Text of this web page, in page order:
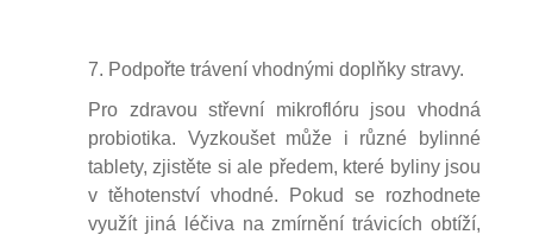
7. Podpořte trávení vhodnými doplňky stravy.
Pro zdravou střevní mikroflóru jsou vhodná
probiotika. Vyzkoušet může i různé bylinné
tablety, zjistěte si ale předem, které byliny jsou
v těhotenství vhodné. Pokud se rozhodnete
využít jiná léčiva na zmírnění trávicích obtíží,